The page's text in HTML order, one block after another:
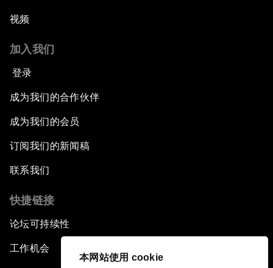
本网站使用 cookie
视频
加入我们
登录
成为我们的合作伙伴
成为我们的会员
订阅我们的新闻稿
联系我们
快捷链接
论坛可持续性
工作机会